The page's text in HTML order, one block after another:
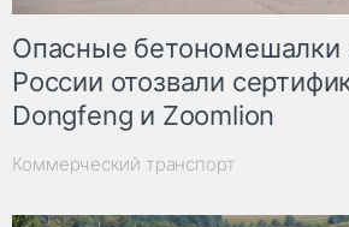
Опасные бетономешалки
России отозвали
Dongfeng и Zoomlion
Коммерческий транспорт